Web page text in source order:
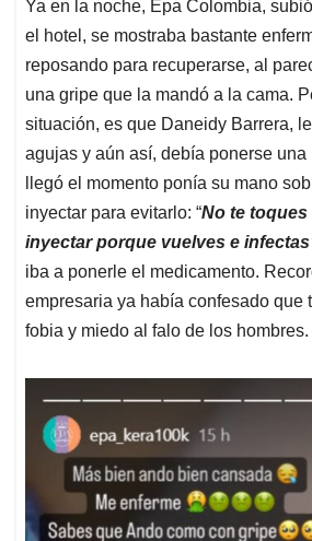
Ya en la noche, Epa Colombia,
el hotel, se mostraba bastante
reposando para recuperarse, al
una gripe que la mandó a la cama.
situación, es que Daneidy Barrera,
agujas y aún así, debía ponerse
llegó el momento ponía su mano
inyectar para evitarlo: “No te
inyectar porque vuelves e
iba a ponerle el medicamento.
empresaria ya había confesado que
fobia y miedo al falo de los hombres.